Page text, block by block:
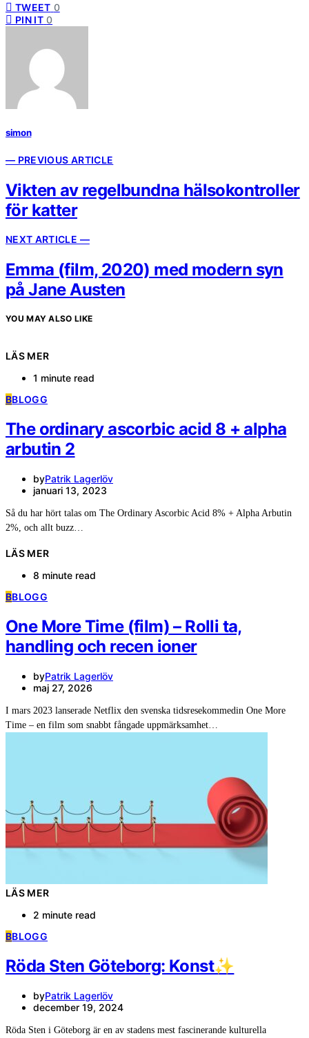
TWEET 0
PIN IT 0
simon
— PREVIOUS ARTICLE
Vikten av regelbundna hälsokontroller
för katter
NEXT ARTICLE —
Emma (film, 2020) med modern syn
på Jane Austen
YOU MAY ALSO LIKE
LÄS MER
1 minute read
BBLOGG
The ordinary ascorbic acid 8 + alpha
arbutin 2
byPatrik Lagerlöv
januari 13, 2023
Så du har hört talas om The Ordinary Ascorbic Acid 8% + Alpha Arbutin
2%, och allt buzz…
LÄS MER
8 minute read
BBLOGG
One More Time (film) – Rolli ta,
handling och recen ioner
byPatrik Lagerlöv
maj 27, 2026
I mars 2023 lanserade Netflix den svenska tidsresekommedin One More
Time – en film som snabbt fångade uppmärksamhet…
LÄS MER
2 minute read
BBLOGG
Röda Sten Göteborg: Konst✨
byPatrik Lagerlöv
december 19, 2024
Röda Sten i Göteborg är en av stadens mest fascinerande kulturella